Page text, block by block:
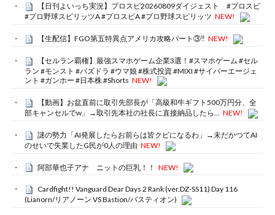
【日刊よいっち実況】プロスピ20260809ダイジェスト #プロスピ
#プロ野球スピリッツA #プロスピA #プロ野球スピリッツ NEW!
【生配信】FGO第五特異点アメリカ攻略パート③‼️ NEW!
【セルラン覇権】最強スマホゲーム企業3選！#スマホゲーム #セル
ラン #モンスト #パズドラ #ウマ娘 #株式投資 #MIXI #サイバーエージェ
ント #ガンホー #日本株 #Shorts NEW!
【動画】お盆直前に取引先部長が「高級和牛ギフト500万円分、全
部キャンセルでw」→取引先本社の社長に直接納品したら…
NEW!
謎の勢力「AI発展したらお前らは皆クビになるわ」→未だかつてAI
のせいで失業したG民が0人の理由 NEW!
阿部華也子アナ ニットの巨乳！！ NEW!
Cardfight!! Vanguard Dear Days 2 Rank (ver.DZ-SS11) Day 116
(Lianorn/リアノーン VS Bastion/バスティオン)